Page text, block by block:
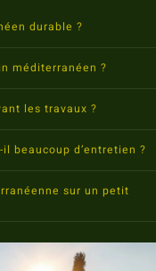
durable ?
méditerranéen ?
les travaux ?
beaucoup d’entretien ?
sur un petit